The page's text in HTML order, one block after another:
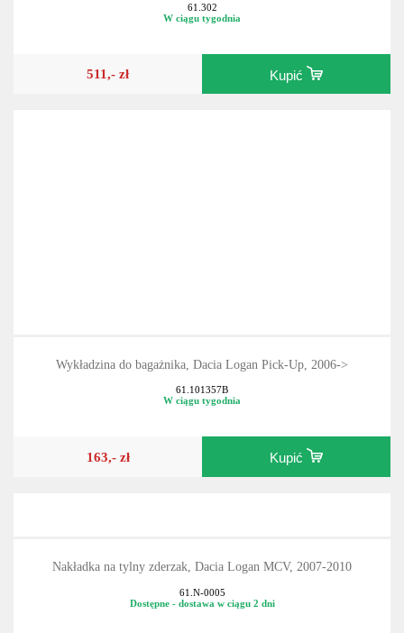
61.302
W ciągu tygodnia
511,- zł Kupić
Wykładzina do bagażnika, Dacia Logan Pick-Up, 2006->
61.101357B
W ciągu tygodnia
163,- zł Kupić
Nakładka na tylny zderzak, Dacia Logan MCV, 2007-2010
61.N-0005
Dostępne - dostawa w ciągu 2 dni